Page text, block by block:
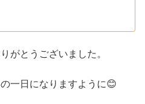
がとうございました。
一日になりますように😊